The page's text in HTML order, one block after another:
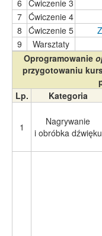
6 Ćwiczenie 3
7 Ćwiczenie 4
8 Ćwiczenie 5
9
Warsztaty
Oprogramowanie
przygotowaniu
Lp.
Kategoria
1
Nagrywanie
i obróbka dźwięku